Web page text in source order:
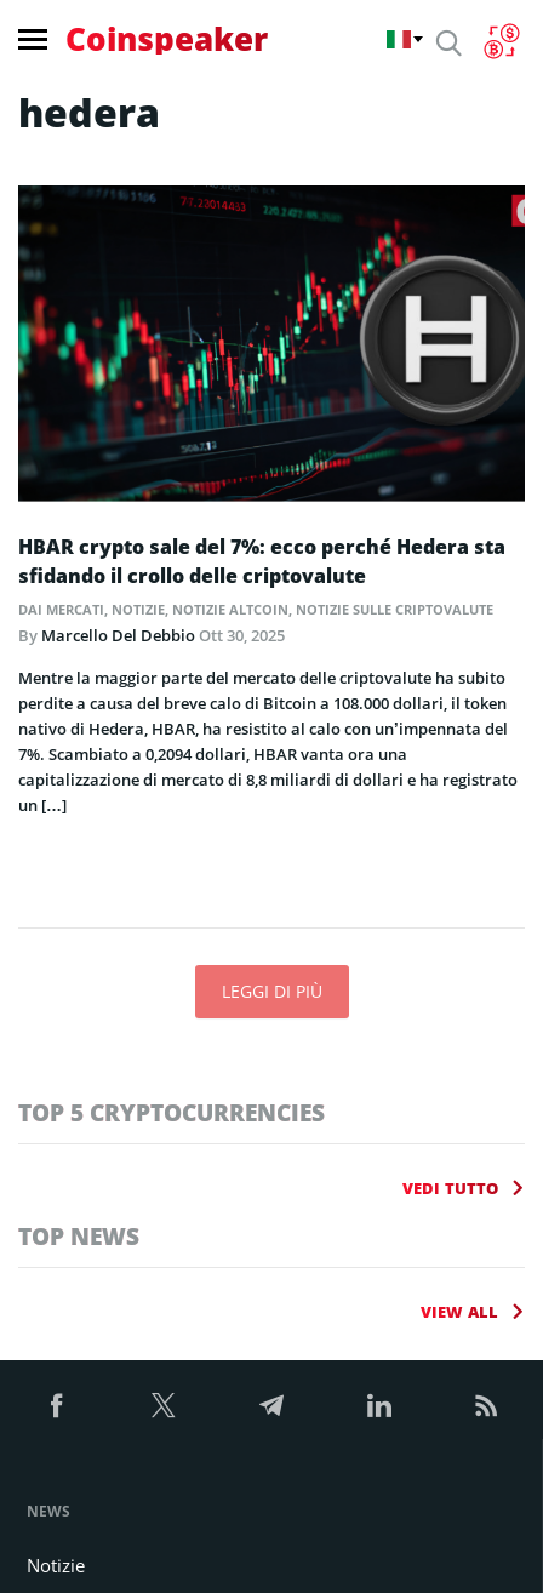
Coinspeaker
hedera
HBAR crypto sale del 7%: ecco perché Hedera sta
sfidando il crollo delle criptovalute
DAI MERCATI, NOTIZIE, NOTIZIE ALTCOIN, NOTIZIE SULLE CRIPTOVALUTE
By Marcello Del DebbioOtt 30, 2025
Mentre la maggior parte del mercato delle criptovalute ha subito
perdite a causa del breve calo di Bitcoin a 108.000 dollari, il token
nativo di Hedera, HBAR, ha resistito al calo con un’impennata del
7%. Scambiato a 0,2094 dollari, HBAR vanta ora una
capitalizzazione di mercato di 8,8 miliardi di dollari e ha registrato
un […]
LEGGI DI PIÙ
TOP 5 CRYPTOCURRENCIES
VEDI TUTTO
TOP NEWS
VIEW ALL
NEWS
Notizie